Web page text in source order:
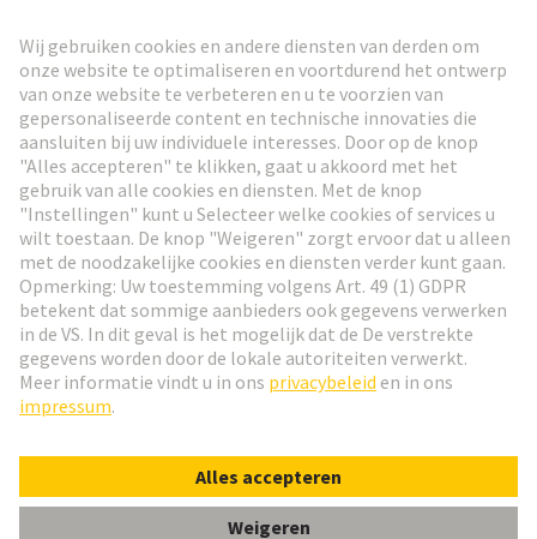
Ga naar registratie
Social Media
© HARTING Technology Group